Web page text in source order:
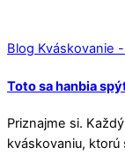
Blog Kváskovanie
Toto sa hanbia
Priznajme si.
kváskovaniu,